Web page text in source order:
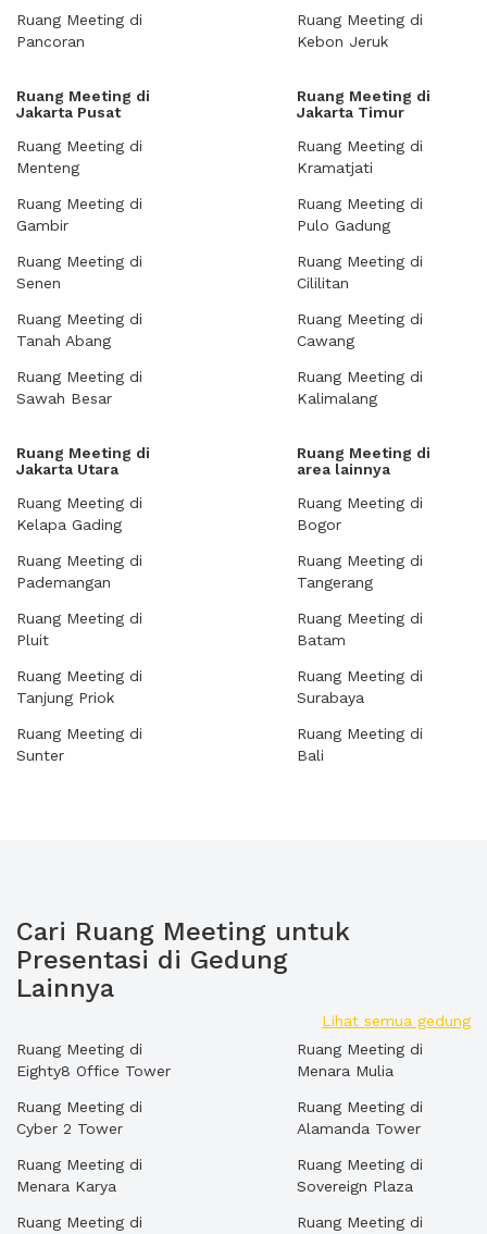
Ruang Meeting di
Pancoran
Ruang Meeting di
Kebon Jeruk
Ruang Meeting di
Jakarta Pusat
Ruang Meeting di
Menteng
Ruang Meeting di
Gambir
Ruang Meeting di
Senen
Ruang Meeting di
Tanah Abang
Ruang Meeting di
Sawah Besar
Ruang Meeting di
Jakarta Timur
Ruang Meeting di
Kramatjati
Ruang Meeting di
Pulo Gadung
Ruang Meeting di
Cililitan
Ruang Meeting di
Cawang
Ruang Meeting di
Kalimalang
Ruang Meeting di
Jakarta Utara
Ruang Meeting di
Kelapa Gading
Ruang Meeting di
Pademangan
Ruang Meeting di
Pluit
Ruang Meeting di
Tanjung Priok
Ruang Meeting di
Sunter
Ruang Meeting di
area lainnya
Ruang Meeting di
Bogor
Ruang Meeting di
Tangerang
Ruang Meeting di
Batam
Ruang Meeting di
Surabaya
Ruang Meeting di
Bali
Cari Ruang Meeting untuk
Presentasi di Gedung
Lainnya
Lihat semua gedung
Ruang Meeting di
Eighty8 Office Tower
Ruang Meeting di
Cyber 2 Tower
Ruang Meeting di
Menara Karya
Ruang Meeting di
Ruang Meeting di
Menara Mulia
Ruang Meeting di
Alamanda Tower
Ruang Meeting di
Sovereign Plaza
Ruang Meeting di